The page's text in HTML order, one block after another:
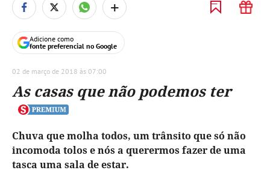
Adicione como
fonte preferencial no Google
+
02 de março de 2018 às 07:00
As casas que não podemos ter
Chuva que molha todos, um trânsito que só não
incomoda tolos e nós a querermos fazer de uma
tasca uma sala de estar.